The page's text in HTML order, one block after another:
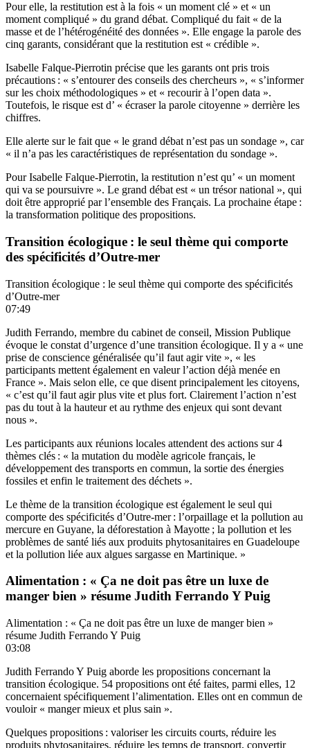
Pour elle, la restitution est à la fois « un moment clé » et « un
moment compliqué » du grand débat. Compliqué du fait « de la
masse et de l’hétérogénéité des données ». Elle engage la parole des
cinq garants, considérant que la restitution est « crédible ».
Isabelle Falque-Pierrotin précise que les garants ont pris trois
précautions : « s’entourer des conseils des chercheurs », « s’informer
sur les choix méthodologiques » et « recourir à l’open data ».
Toutefois, le risque est d’ « écraser la parole citoyenne » derrière les
chiffres.
Elle alerte sur le fait que « le grand débat n’est pas un sondage », car
« il n’a pas les caractéristiques de représentation du sondage ».
Pour Isabelle Falque-Pierrotin, la restitution n’est qu’ « un moment
qui va se poursuivre ». Le grand débat est « un trésor national », qui
doit être approprié par l’ensemble des Français. La prochaine étape :
la transformation politique des propositions.
Transition écologique : le seul thème qui comporte
des spécificités d’Outre-mer
Transition écologique : le seul thème qui comporte des spécificités
d’Outre-mer
07:49
Judith Ferrando, membre du cabinet de conseil, Mission Publique
évoque le constat d’urgence d’une transition écologique. Il y a « une
prise de conscience généralisée qu’il faut agir vite », « les
participants mettent également en valeur l’action déjà menée en
France ». Mais selon elle, ce que disent principalement les citoyens,
« c’est qu’il faut agir plus vite et plus fort. Clairement l’action n’est
pas du tout à la hauteur et au rythme des enjeux qui sont devant
nous ».
Les participants aux réunions locales attendent des actions sur 4
thèmes clés : « la mutation du modèle agricole français, le
développement des transports en commun, la sortie des énergies
fossiles et enfin le traitement des déchets ».
Le thème de la transition écologique est également le seul qui
comporte des spécificités d’Outre-mer : l’orpaillage et la pollution au
mercure en Guyane, la déforestation à Mayotte ; la pollution et les
problèmes de santé liés aux produits phytosanitaires en Guadeloupe
et la pollution liée aux algues sargasse en Martinique. »
Alimentation : « Ça ne doit pas être un luxe de
manger bien » résume Judith Ferrando Y Puig
Alimentation : « Ça ne doit pas être un luxe de manger bien »
résume Judith Ferrando Y Puig
03:08
Judith Ferrando Y Puig aborde les propositions concernant la
transition écologique. 54 propositions ont été faites, parmi elles, 12
concernaient spécifiquement l’alimentation. Elles ont en commun de
vouloir « manger mieux et plus sain ».
Quelques propositions : valoriser les circuits courts, réduire les
produits phytosanitaires, réduire les temps de transport, convertir